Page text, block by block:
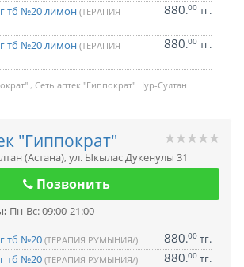
тб №20 лимон(ТЕРАПИЯ
880.00 тг.
тб №20 лимон(ТЕРАПИЯ
880.00 тг.
Сеть аптек "Гиппократ" Нур-Султан
"Гиппократ"
(Астана),ул. Ыкылас Дукенулы 31
Позвонить
Пн-Вс: 09:00-21:00
тб №20 (ТЕРАПИЯ РУМЫНИЯ/) 880.00 тг.
тб №20 (ТЕРАПИЯ РУМЫНИЯ/) 880.00 тг.